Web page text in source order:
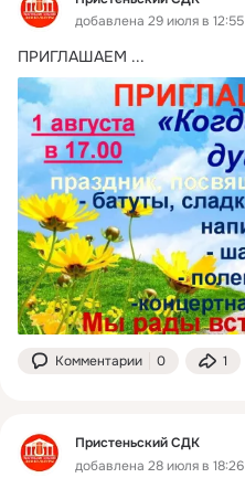
добавлена 29 июля в 12:55
ПРИГЛАШАЕМ ...
Комментарии 0 1
Пристеньский СДК
добавлена 28 июля в 18:26